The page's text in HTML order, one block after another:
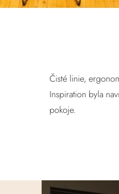
Čisté linie,
Inspiration byla
pokoje.